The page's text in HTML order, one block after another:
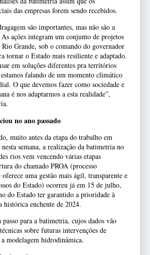
das empresas forem sendo recebidos.
são importantes, mas não são a
ações integram um conjunto de projetos
Grande, sob o comando do governador
tornar o Estado mais resiliente e adaptado.
em soluções diferentes pra territórios
falando de um momento climático
O que devemos fazer como sociedade e
é nos adaptarmos a esta realidade”,
no ano passado
muito antes da etapa do trabalho em
semana, a realização da batimetria no
rios vem vencendo várias etapas
do chamado PROA (processo
uma gestão mais ágil, transparente e
do Estado) ocorreu já em 15 de julho,
do Estado ter garantido a prioridade à
histórica enchente de 2024.
passo para a batimetria, cujos dados vão
sobre futuras intervenções de
a modelagem hidrodinâmica.